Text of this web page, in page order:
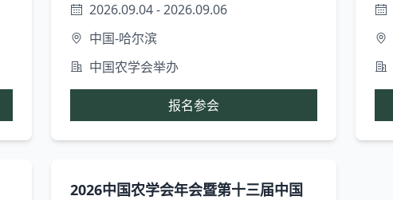
2026.09.04 - 2026.09.06
中国-哈尔滨
中国农学会举办
报名参会
2026中国农学会年会暨第十三届中国